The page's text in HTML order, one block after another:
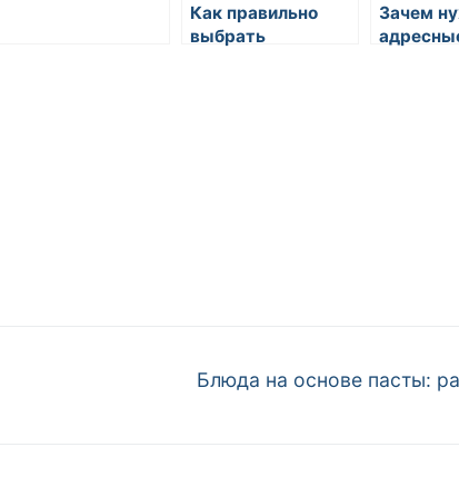
Как правильно
выбрать
Зачем
Следующая
Блюда на основе пасты: